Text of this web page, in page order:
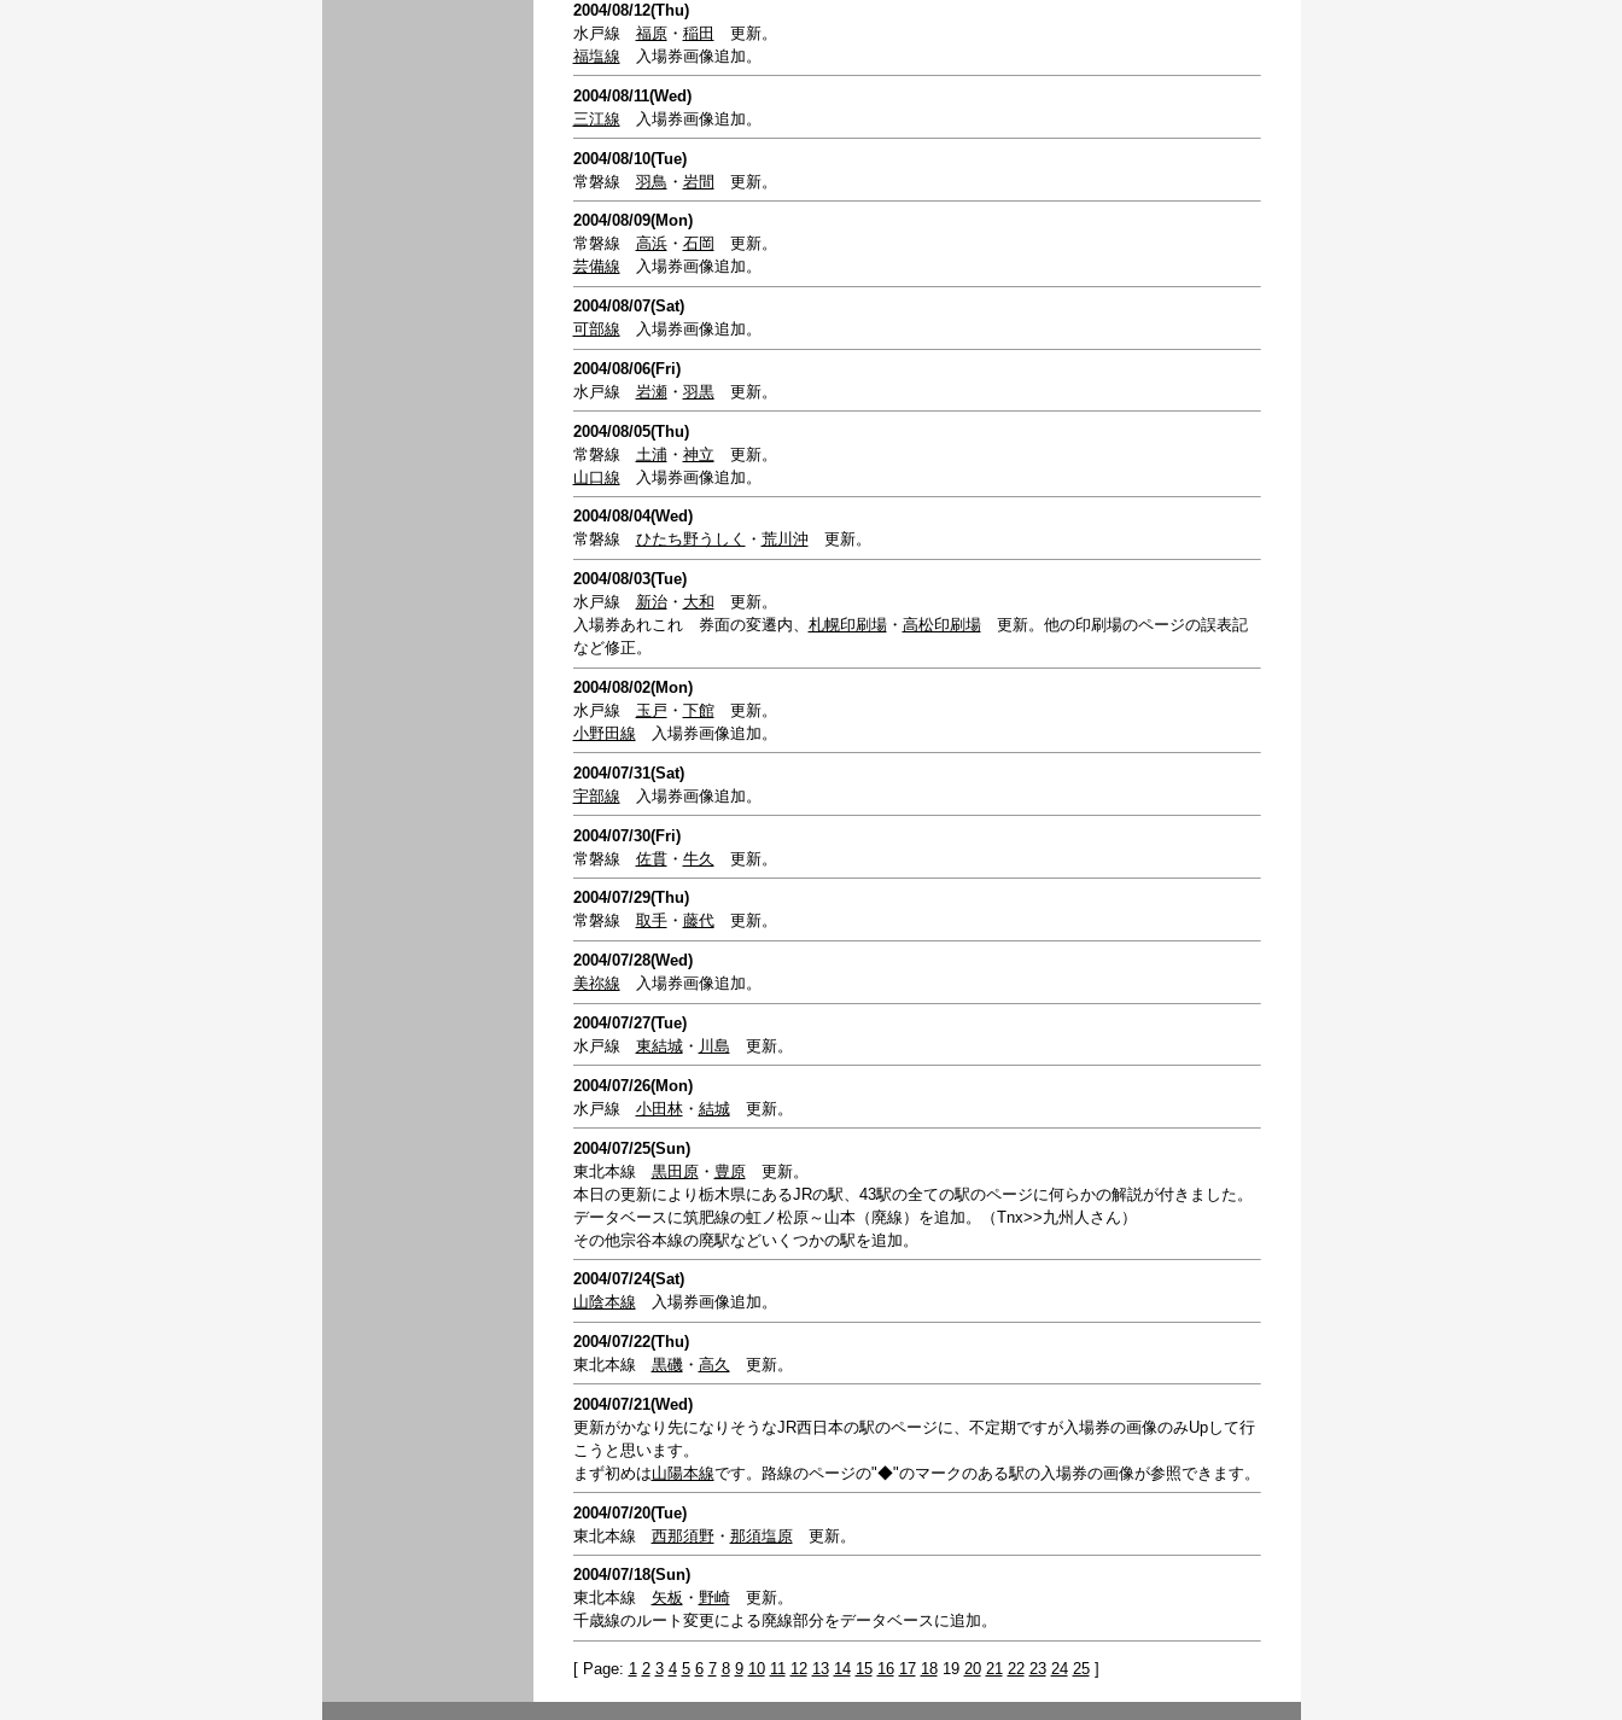
2004/08/12(Thu)
水戸線 福原・ 稲田
更新。
福塩線 入場券画像追加。
2004/08/11(Wed)
三江線 入場券画像追加。
2004/08/10(Tue)
常磐線 羽鳥 ・ 岩間 更新。
2004/08/09(Mon)
常磐線 高浜・ 石岡 更新。
芸備線 入場券画像追加。
2004/08/07(Sat)
可部線 入場券画像追加。
2004/08/06(Fri)
水戸線 岩瀬・ 羽黒更新。
2004/08/05(Thu)
常磐線 土浦・ 神立 更新。
山口線 入場券画像追加。
2004/08/04(Wed)
常磐線 ひたち野うしく ・ 荒川沖 更新。
2004/08/03(Tue)
水戸線 新治・ 大和 更新。
入場券あれこれ 券面の変遷内、 札幌印刷場・ 高松印刷場更新。他の印刷場のページの誤表記
など修正。
2004/08/02(Mon)
水戸線 玉戸 ・ 下館更新。
小野田線 入場券画像追加。
2004/07/31(Sat)
宇部線 入場券画像追加。
2004/07/30(Fri)
常磐線 佐貫・ 牛久 更新。
2004/07/29(Thu)
常磐線 取手・ 藤代更新。
2004/07/28(Wed)
美祢線 入場券画像追加。
2004/07/27(Tue)
水戸線 東結城・ 川島 更新。
2004/07/26(Mon)
水戸線 小田林・ 結城更新。
2004/07/25(Sun)
東北本線 黒田原・ 豊原更新。
本日の更新により栃木県にあるJRの駅、43駅の全ての駅のページに何らかの解説が付きました。
データベースに筑肥線の虹ノ松原～山本（廃線）を追加。（Tnx>>九州人さん）
その他宗谷本線の廃駅などいくつかの駅を追加。
2004/07/24(Sat)
山陰本線 入場券画像追加。
2004/07/22(Thu)
東北本線 黒磯・ 高久 更新。
2004/07/21(Wed)
更新がかなり先になりそうなJR西日本の駅のページに、不定期ですが入場券の画像のみUpして行
こうと思います。
まず初めは山陽本線です。路線のページの"◆"のマークのある駅の入場券の画像が参照できます。
2004/07/20(Tue)
東北本線 西那須野・ 那須塩原更新。
2004/07/18(Sun)
東北本線 矢板 ・ 野崎更新。
千歳線のルート変更による廃線部分をデータベースに追加。
[ Page: 1 2 3 4 5 6 7 8 9 10 11 12 13 14 15 16 17 1819 20 21 22 23 24 25]